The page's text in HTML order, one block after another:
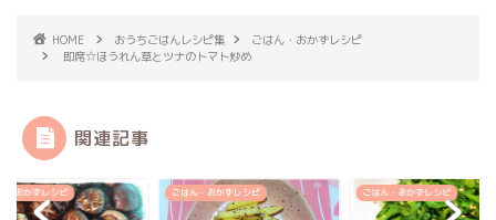
HOME おうちごはんレシピ集
ごはん・おかずレシピ
即席☆ほうれん草とツナのトマト炒め
関連記事
・おかずレシピ ごはん・おかずレシピ ごはん・おかずレシピ